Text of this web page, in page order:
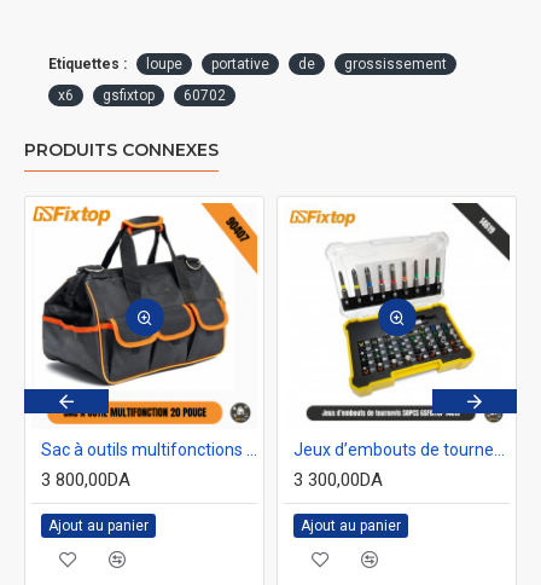
Etiquettes : loupe portative de
grossissement
x6
gsfixtop 60702
PRODUITS CONNEXES
3 800,00DA
Ajout au panier
3 300,00DA
Ajout au panier